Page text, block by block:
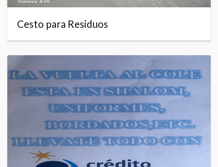
Cesto para Residuos